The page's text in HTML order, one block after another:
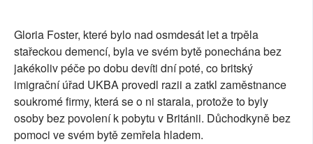
Gloria Foster, které bylo nad osmdesát let a trpěla
stařeckou demencí, byla ve svém bytě ponechána bez
jakékoliv péče po dobu devíti dní poté, co britský
imigrační úřad UKBA provedl razii a zatkl zaměstnance
soukromé firmy, která se o ni starala, protože to byly
osoby bez povolení k pobytu v Británii. Důchodkyně bez
pomoci ve svém bytě zemřela hladem.